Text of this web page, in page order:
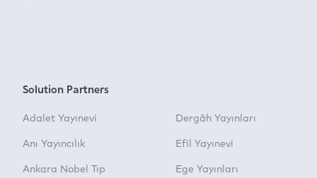
Solution Partners
Adalet Yayınevi
Anı Yayıncılık
Ankara Nobel Tıp
Dergâh Yayınları
Efil Yayınevi
Ege Yayınları